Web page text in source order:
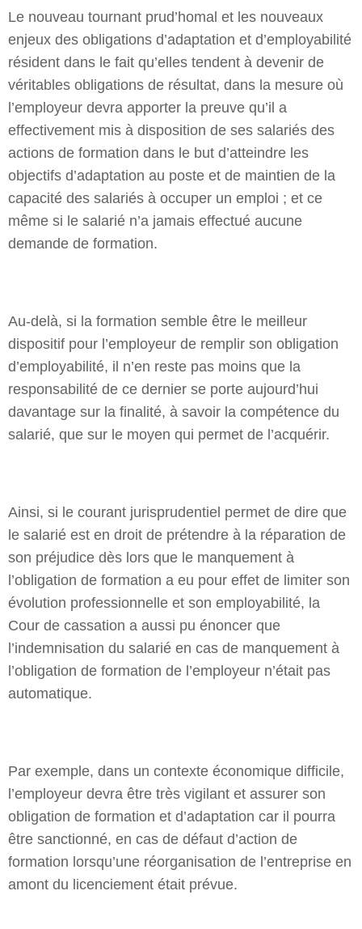
Le nouveau tournant prud’homal et les nouveaux
enjeux des obligations d’adaptation et d’employabilité
résident dans le fait qu’elles tendent à devenir de
véritables obligations de résultat, dans la mesure où
l’employeur devra apporter la preuve qu’il a
effectivement mis à disposition de ses salariés des
actions de formation dans le but d’atteindre les
objectifs d’adaptation au poste et de maintien de la
capacité des salariés à occuper un emploi ; et ce
même si le salarié n’a jamais effectué aucune
demande de formation.
Au-delà, si la formation semble être le meilleur
dispositif pour l’employeur de remplir son obligation
d’employabilité, il n’en reste pas moins que la
responsabilité de ce dernier se porte aujourd’hui
davantage sur la finalité, à savoir la compétence du
salarié, que sur le moyen qui permet de l’acquérir.
Ainsi, si le courant jurisprudentiel permet de dire que
le salarié est en droit de prétendre à la réparation de
son préjudice dès lors que le manquement à
l’obligation de formation a eu pour effet de limiter son
évolution professionnelle et son employabilité, la
Cour de cassation a aussi pu énoncer que
l’indemnisation du salarié en cas de manquement à
l’obligation de formation de l’employeur n’était pas
automatique.
Par exemple, dans un contexte économique difficile,
l’employeur devra être très vigilant et assurer son
obligation de formation et d’adaptation car il pourra
être sanctionné, en cas de défaut d’action de
formation lorsqu’une réorganisation de l’entreprise en
amont du licenciement était prévue.